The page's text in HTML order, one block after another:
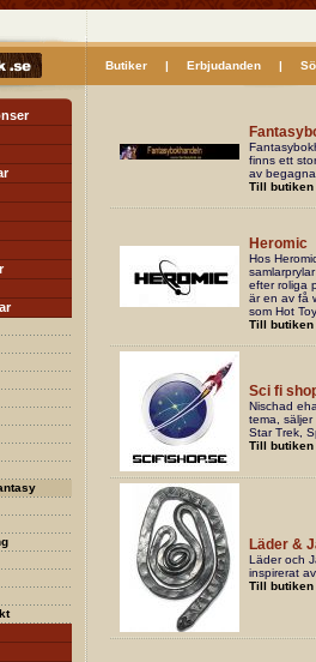
Butiker| Erbjudanden|
finns ett
av
Till butiken
Heromic
Hos
efter roliga
är en av få
som Hot
Till butiken
Sci fi
Nischad
tema, säljer
Star Trek,
Till butiken
Läder &
Läder och
inspirerat
Till butiken